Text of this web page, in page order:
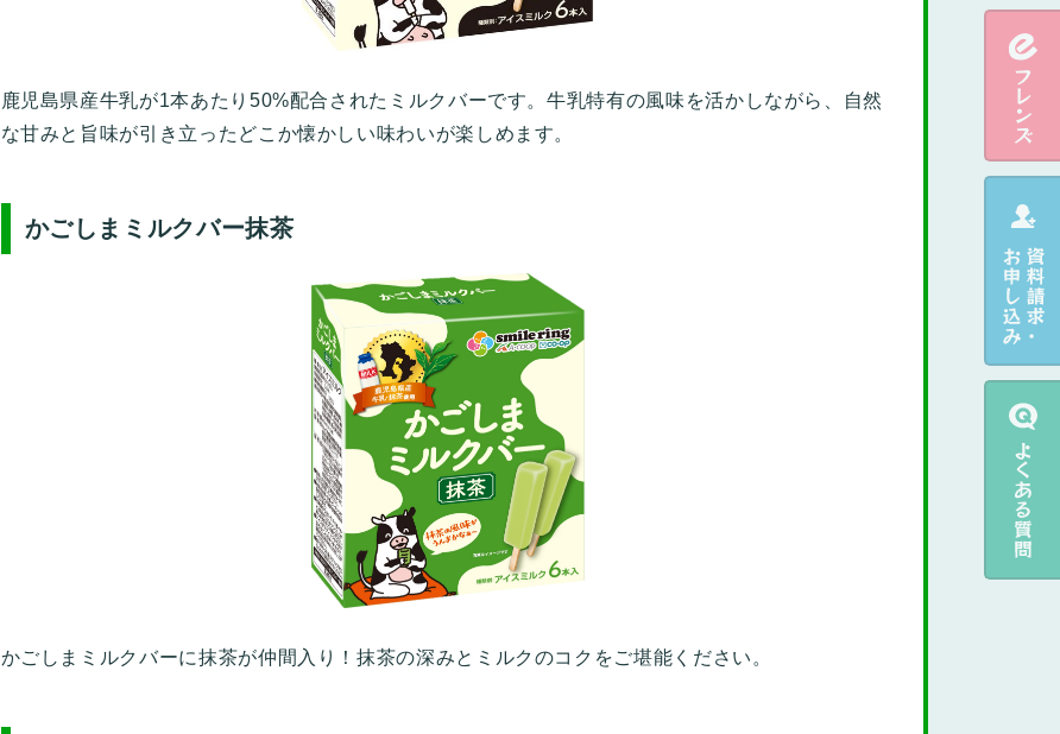
鹿児島県産牛乳が1本あたり50%配合されたミルクバーです。牛乳特有の風味を活かしながら、自然
な甘みと旨味が引き立ったどこか懐かしい味わいが楽しめます。
かごしまミルクバー抹茶
かごしまミルクバーに抹茶が仲間入り！抹茶の深みとミルクのコクをご堪能ください。